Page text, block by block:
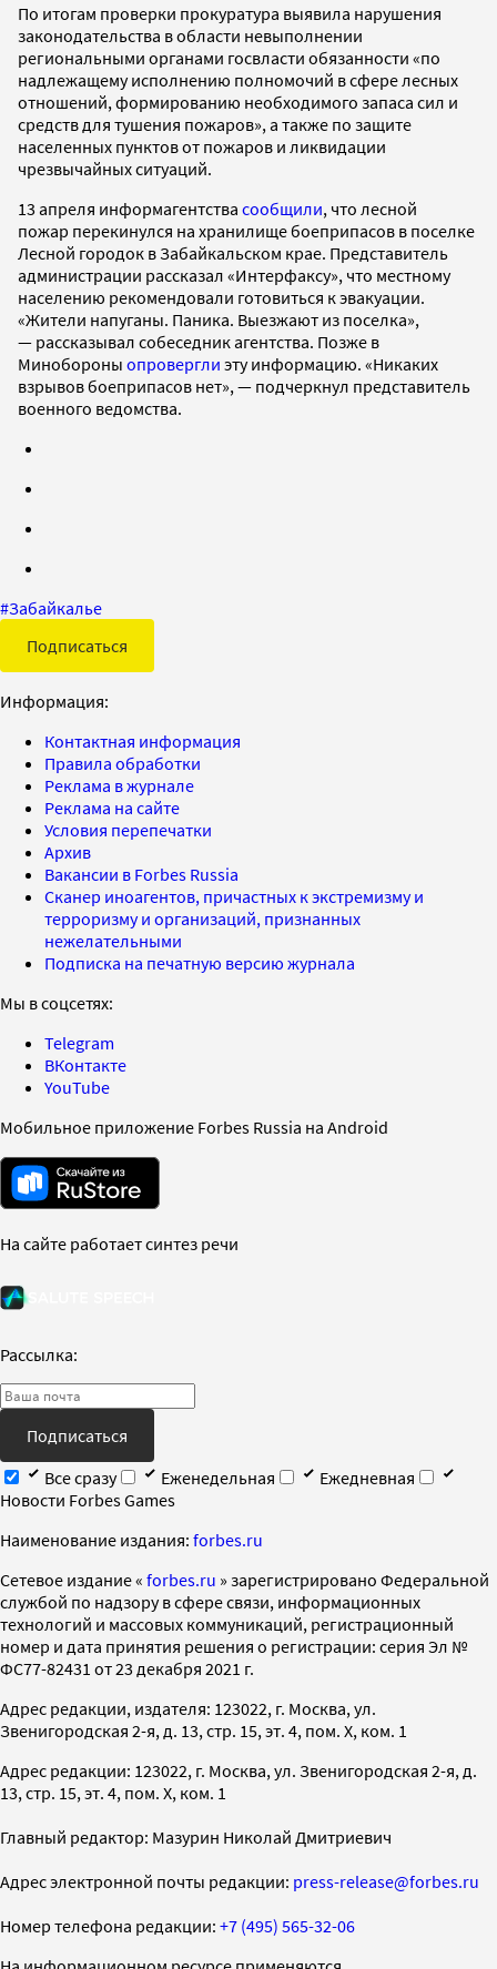
По итогам проверки прокуратура выявила нарушения
законодательства в области невыполнении
региональными органами госвласти обязанности «по
надлежащему исполнению полномочий в сфере лесных
отношений, формированию необходимого запаса сил и
средств для тушения пожаров», а также по защите
населенных пунктов от пожаров и ликвидации
чрезвычайных ситуаций.
13 апреля информагентства сообщили, что лесной
пожар перекинулся на хранилище боеприпасов в поселке
Лесной городок в Забайкальском крае. Представитель
администрации рассказал «Интерфаксу», что местному
населению рекомендовали готовиться к эвакуации.
«Жители напуганы. Паника. Выезжают из поселка»,
— рассказывал собеседник агентства. Позже в
Минобороны опровергли эту информацию. «Никаких
взрывов боеприпасов нет», — подчеркнул представитель
военного ведомства.
#Забайкалье
Подписаться
Информация:
Контактная информация
Правила обработки
Реклама в журнале
Реклама на сайте
Условия перепечатки
Архив
Вакансии в Forbes Russia
Сканер иноагентов, причастных к экстремизму и
терроризму и организаций, признанных
нежелательными
Подписка на печатную версию журнала
Мы в соцсетях:
Telegram
ВКонтакте
YouTube
Мобильное приложение Forbes Russia на Android
На сайте работает синтез речи
Рассылка:
Подписаться
Все сразу
Еженедельная
Ежедневная
Новости Forbes Games
Наименование издания: forbes.ru
Cетевое издание « forbes.ru » зарегистрировано Федеральной
службой по надзору в сфере связи, информационных
технологий и массовых коммуникаций, регистрационный
номер и дата принятия решения о регистрации: серия Эл №
ФС77-82431 от 23 декабря 2021 г.
Адрес редакции, издателя: 123022, г. Москва, ул.
Звенигородская 2-я, д. 13, стр. 15, эт. 4, пом. X, ком. 1
Адрес редакции: 123022, г. Москва, ул. Звенигородская 2-я, д.
13, стр. 15, эт. 4, пом. X, ком. 1
Главный редактор: Мазурин Николай Дмитриевич
Адрес электронной почты редакции: press-release@forbes.ru
Номер телефона редакции: +7 (495) 565-32-06